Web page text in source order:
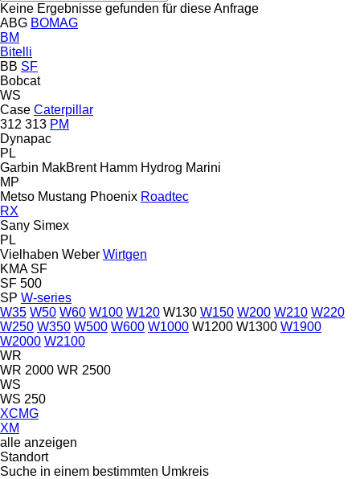
Keine Ergebnisse gefunden für diese Anfrage
ABG BOMAG
BM
Bitelli
BB SF
Bobcat
WS
Case Caterpillar
312 313 PM
Dynapac
PL
Garbin MakBrent Hamm Hydrog Marini
MP
Metso Mustang Phoenix Roadtec
RX
Sany Simex
PL
Vielhaben Weber Wirtgen
KMA SF
SF 500
SP W-series
W35 W50 W60 W100 W120 W130 W150 W200 W210 W220
W250 W350 W500 W600 W1000 W1200 W1300 W1900
W2000 W2100
WR
WR 2000 WR 2500
WS
WS 250
XCMG
XM
alle anzeigen
Standort
Suche in einem bestimmten Umkreis